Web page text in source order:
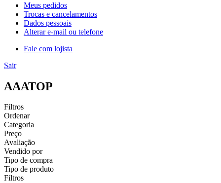
Meus pedidos
Trocas e cancelamentos
Dados pessoais
Alterar e-mail ou telefone
Fale com lojista
Sair
AAATOP
Filtros
Ordenar
Categoria
Preço
Avaliação
Vendido por
Tipo de compra
Tipo de produto
Filtros